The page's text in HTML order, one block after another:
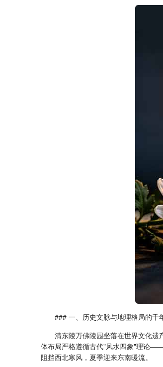
### 一、历史文脉与地理格局的千
清东陵万佛陵园坐落在世界文化遗
体布局严格遵循古代"风水四象"理论
阻挡西北寒风，夏季迎来东南暖流。